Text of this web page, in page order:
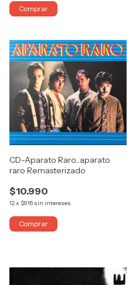
CD-Aparato Raro...aparato
raro Remasterizado
$10.990
12x $916 sin intereses